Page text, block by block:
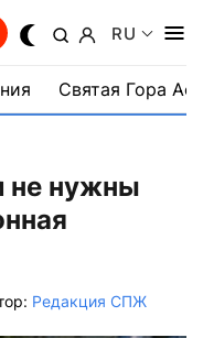
RU
Святая Гора
нужны
Редакция СПЖ